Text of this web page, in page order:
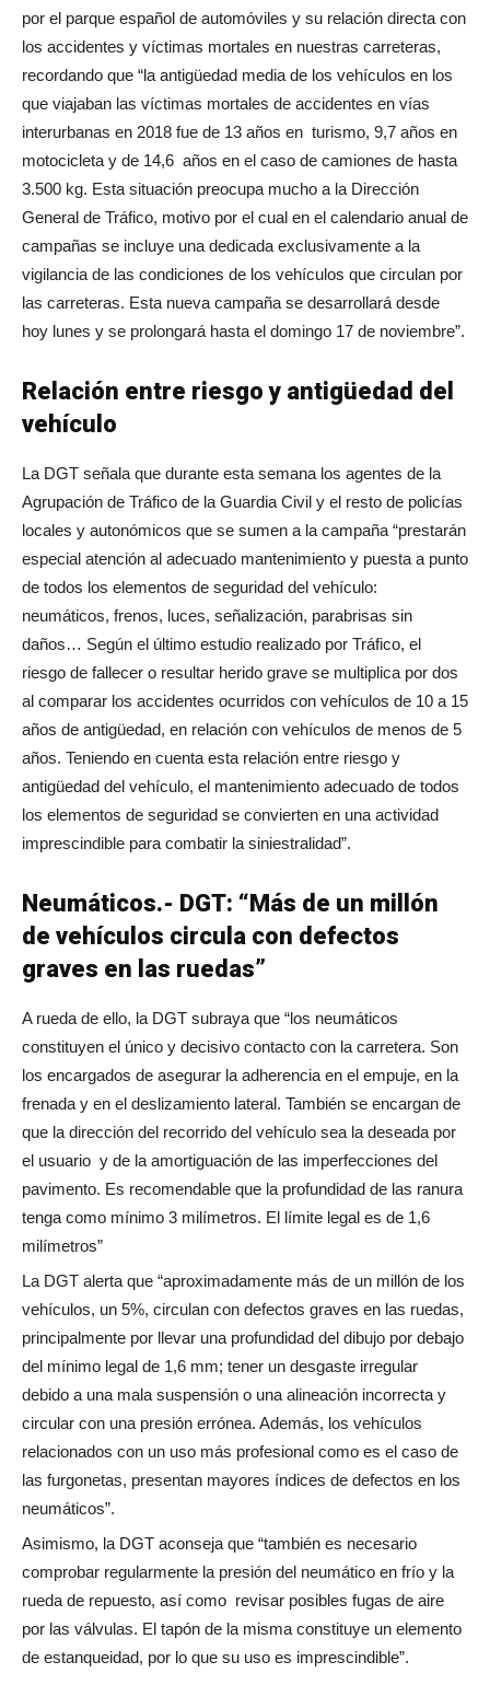
por el parque español de automóviles y su relación directa con
los accidentes y víctimas mortales en nuestras carreteras,
recordando que “la antigüedad media de los vehículos en los
que viajaban las víctimas mortales de accidentes en vías
interurbanas en 2018 fue de 13 años en turismo, 9,7 años en
motocicleta y de 14,6 años en el caso de camiones de hasta
3.500 kg. Esta situación preocupa mucho a la Dirección
General de Tráfico, motivo por el cual en el calendario anual de
campañas se incluye una dedicada exclusivamente a la
vigilancia de las condiciones de los vehículos que circulan por
las carreteras. Esta nueva campaña se desarrollará desde
hoy lunes y se prolongará hasta el domingo 17 de noviembre”.
Relación entre riesgo y antigüedad del
vehículo
La DGT señala que durante esta semana los agentes de la
Agrupación de Tráfico de la Guardia Civil y el resto de policías
locales y autonómicos que se sumen a la campaña “prestarán
especial atención al adecuado mantenimiento y puesta a punto
de todos los elementos de seguridad del vehículo:
neumáticos, frenos, luces, señalización, parabrisas sin
daños… Según el último estudio realizado por Tráfico, el
riesgo de fallecer o resultar herido grave se multiplica por dos
al comparar los accidentes ocurridos con vehículos de 10 a 15
años de antigüedad, en relación con vehículos de menos de 5
años. Teniendo en cuenta esta relación entre riesgo y
antigüedad del vehículo, el mantenimiento adecuado de todos
los elementos de seguridad se convierten en una actividad
imprescindible para combatir la siniestralidad”.
Neumáticos.- DGT: “Más de un millón
de vehículos circula con defectos
graves en las ruedas”
A rueda de ello, la DGT subraya que “los neumáticos
constituyen el único y decisivo contacto con la carretera. Son
los encargados de asegurar la adherencia en el empuje, en la
frenada y en el deslizamiento lateral. También se encargan de
que la dirección del recorrido del vehículo sea la deseada por
el usuario y de la amortiguación de las imperfecciones del
pavimento. Es recomendable que la profundidad de las ranura
tenga como mínimo 3 milímetros. El límite legal es de 1,6
milímetros”
La DGT alerta que “aproximadamente más de un millón de los
vehículos, un 5%, circulan con defectos graves en las ruedas,
principalmente por llevar una profundidad del dibujo por debajo
del mínimo legal de 1,6 mm; tener un desgaste irregular
debido a una mala suspensión o una alineación incorrecta y
circular con una presión errónea. Además, los vehículos
relacionados con un uso más profesional como es el caso de
las furgonetas, presentan mayores índices de defectos en los
neumáticos”.
Asimismo, la DGT aconseja que “también es necesario
comprobar regularmente la presión del neumático en frío y la
rueda de repuesto, así como revisar posibles fugas de aire
por las válvulas. El tapón de la misma constituye un elemento
de estanqueidad, por lo que su uso es imprescindible”.